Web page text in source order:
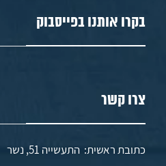
בקרו אותנו בפייסבוק
צרו קשר
כתובת ראשית: התעשייה 51, נשר